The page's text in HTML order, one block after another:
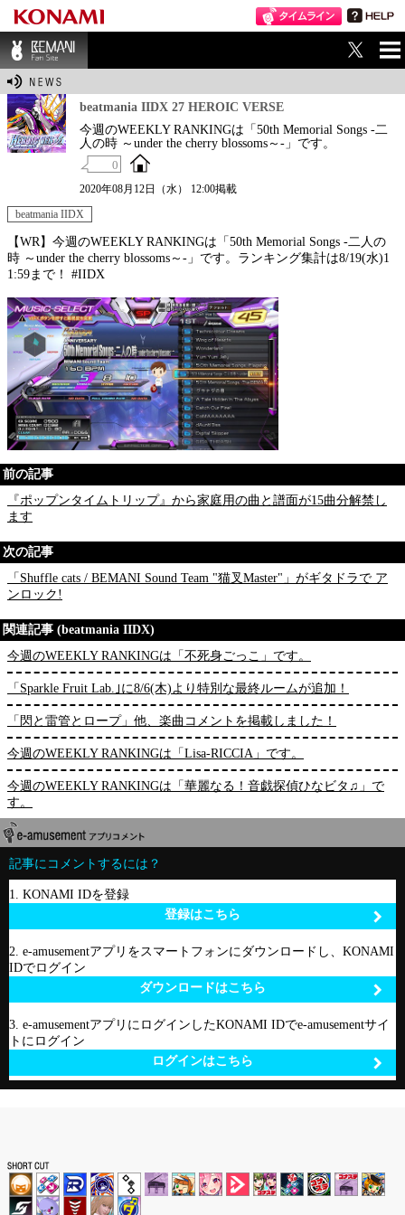
BEMANI Fan Sit
beatmania IIDX 27 HEROIC VERSE
今週のWEEKLY RANKINGは「50th Memorial Songs -二
人の時 ～under the cherry blossoms～-」です。
0
2020年08月12日（水） 12:00掲載
beatmania IIDX
【WR】今週のWEEKLY RANKINGは「50th Memorial Songs -二人の
時 ～under the cherry blossoms～-」です。ランキング集計は8/19(水)1
1:59まで！ #IIDX
前の記事
『ポップンタイムトリップ』から家庭用の曲と譜面が15曲分解禁し
ます
次の記事
「Shuffle cats / BEMANI Sound Team "猫叉Master"」がギタドラで ア
ンロック!
関連記事 (beatmania IIDX)
今週のWEEKLY RANKINGは「不死身ごっこ」です。
「Sparkle Fruit Lab.｣に8/6(木)より特別な最終ルームが追加！
「閃と雷管とロープ」他、楽曲コメントを掲載しました！
今週のWEEKLY RANKINGは「Lisa-RICCIA」です。
今週のWEEKLY RANKINGは「華麗なる！音戯探偵ひなビタ♫」で
す。
記事にコメントするには？
1. KONAMI IDを登録
登録はこちら
2. e-amusementアプリをスマートフォンにダウンロードし、KONAMI
IDでログイン
ダウンロードはこちら
3. e-amusementアプリにログインしたKONAMI IDでe-amusementサイ
トにログイン
ログインはこちら